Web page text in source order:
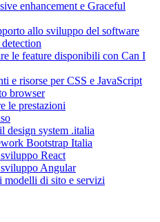
enhancement e Graceful
allo sviluppo del software
le feature disponibili con Can I
e risorse per CSS e JavaScript
browser
le prestazioni
design system .italia
Bootstrap Italia
React
Angular
modelli di sito e servizi